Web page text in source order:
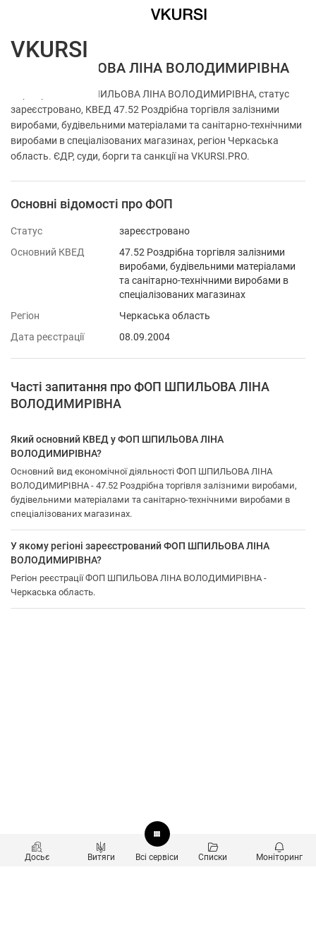
ФОП ШПИЛЬОВА ЛІНА ВОЛОДИМИРІВНА
Перевірка ФОП ШПИЛЬОВА ЛІНА ВОЛОДИМИРІВНА, статус
зареєстровано, КВЕД 47.52 Роздрібна торгівля залізними
виробами, будівельними матеріалами та санітарно-технічними
виробами в спеціалізованих магазинах, регіон Черкаська
область. ЄДР, суди, борги та санкції на VKURSI.PRO.
Основні відомості про ФОП
Статус
зареєстровано
Основний КВЕД
47.52 Роздрібна торгівля залізними
виробами, будівельними матеріалами
та санітарно-технічними виробами в
спеціалізованих магазинах
Регіон
Черкаська область
Дата реєстрації
08.09.2004
Часті запитання про ФОП ШПИЛЬОВА ЛІНА
ВОЛОДИМИРІВНА
Який основний КВЕД у ФОП ШПИЛЬОВА ЛІНА
ВОЛОДИМИРІВНА?
Основний вид економічної діяльності ФОП ШПИЛЬОВА ЛІНА
ВОЛОДИМИРІВНА - 47.52 Роздрібна торгівля залізними виробами,
будівельними матеріалами та санітарно-технічними виробами в
спеціалізованих магазинах.
У якому регіоні зареєстрований ФОП ШПИЛЬОВА ЛІНА
ВОЛОДИМИРІВНА?
Регіон реєстрації ФОП ШПИЛЬОВА ЛІНА ВОЛОДИМИРІВНА -
Черкаська область.
Досьє Витяги Всі сервіси Списки Моніторинг
VKURSI